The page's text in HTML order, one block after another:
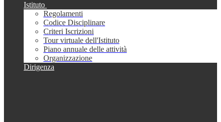
Istituto
Regolamenti
Codice Disciplinare
Criteri Iscrizioni
Tour virtuale dell'Istituto
Piano annuale delle attività
Organizzazione
Dirigenza